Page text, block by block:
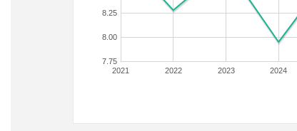
2021 2022 2023 2024
7.75
8.00
8.25